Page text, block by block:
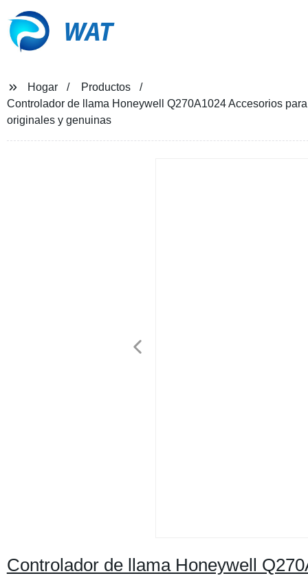
WAT
Hogar
Productos
Controlador de llama Honeywell Q270A1024 Accesorios
originales y genuinas
Controlador de llama Honeywell